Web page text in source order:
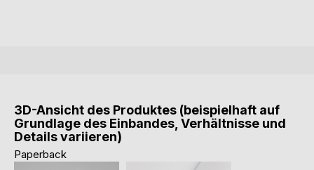
3D-Ansicht des Produktes (beispielhaft auf
Grundlage des Einbandes, Verhältnisse und
Details variieren)
Paperback